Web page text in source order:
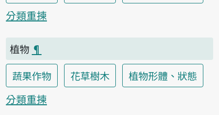
分類重揀
植物 ¶
蔬果作物
花草樹木
植物形體、狀態
分類重揀